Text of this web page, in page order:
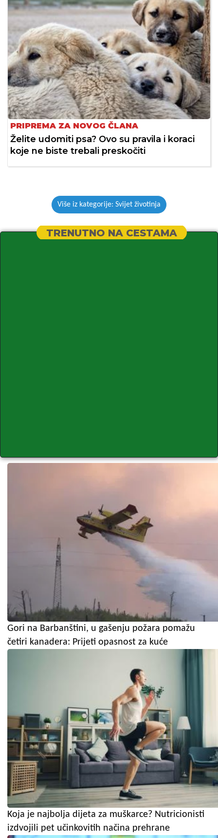
PRIPREMA ZA NOVOG ČLANA
Želite udomiti psa? Ovo su pravila i koraci
koje ne biste trebali preskočiti
Više iz kategorije: Svijet životinja
TRENUTNO NA CESTAMA
Gori na Barbanštini, u gašenju požara pomažu
četiri kanadera: Prijeti opasnost za kuće
Koja je najbolja dijeta za muškarce? Nutricionisti
izdvojili pet učinkovitih načina prehrane